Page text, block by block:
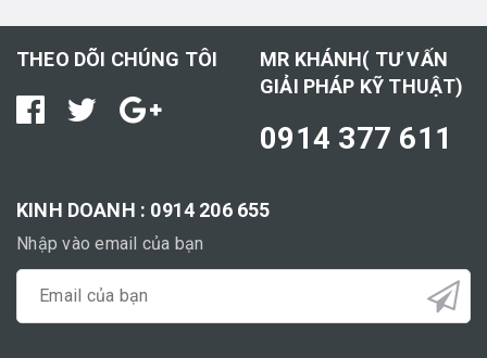
THEO DÕI CHÚNG TÔI
MR KHÁNH( TƯ VẤN
GIẢI PHÁP KỸ THUẬT)
0914 377 611
KINH DOANH : 0914 206 655
Nhập vào email của bạn